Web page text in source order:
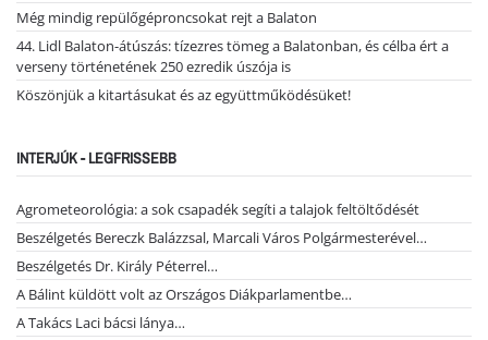
Még mindig repülőgéproncsokat rejt a Balaton
44. Lidl Balaton-átúszás: tízezres tömeg a Balatonban, és célba ért a
verseny történetének 250 ezredik úszója is
Köszönjük a kitartásukat és az együttműködésüket!
INTERJÚK - LEGFRISSEBB
Agrometeorológia: a sok csapadék segíti a talajok feltöltődését
Beszélgetés Bereczk Balázzsal, Marcali Város Polgármesterével…
Beszélgetés Dr. Király Péterrel…
A Bálint küldött volt az Országos Diákparlamentbe…
A Takács Laci bácsi lánya…